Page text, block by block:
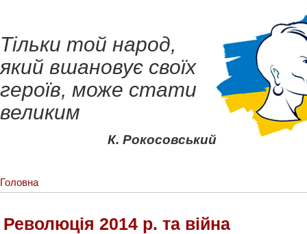
Тільки той народ,
який вшановує своїх
героїв, може стати
великим
К. Рокосовський
Головна
Революція 2014 р. та війна